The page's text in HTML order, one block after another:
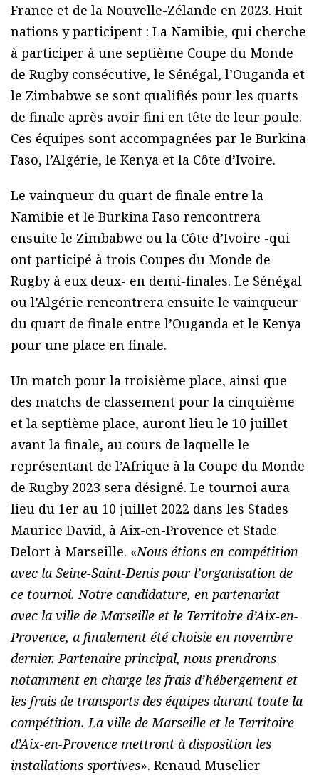
France et de la Nouvelle-Zélande en 2023. Huit
nations y participent : La Namibie, qui cherche
à participer à une septième Coupe du Monde
de Rugby consécutive, le Sénégal, l’Ouganda et
le Zimbabwe se sont qualifiés pour les quarts
de finale après avoir fini en tête de leur poule.
Ces équipes sont accompagnées par le Burkina
Faso, l’Algérie, le Kenya et la Côte d’Ivoire.
Le vainqueur du quart de finale entre la
Namibie et le Burkina Faso rencontrera
ensuite le Zimbabwe ou la Côte d’Ivoire -qui
ont participé à trois Coupes du Monde de
Rugby à eux deux- en demi-finales. Le Sénégal
ou l’Algérie rencontrera ensuite le vainqueur
du quart de finale entre l’Ouganda et le Kenya
pour une place en finale.
Un match pour la troisième place, ainsi que
des matchs de classement pour la cinquième
et la septième place, auront lieu le 10 juillet
avant la finale, au cours de laquelle le
représentant de l’Afrique à la Coupe du Monde
de Rugby 2023 sera désigné. Le tournoi aura
lieu du 1er au 10 juillet 2022 dans les Stades
Maurice David, à Aix-en-Provence et Stade
Delort à Marseille. «Nous étions en compétition
avec la Seine-Saint-Denis pour l’organisation de
ce tournoi. Notre candidature, en partenariat
avec la ville de Marseille et le Territoire d’Aix-en-
Provence, a finalement été choisie en novembre
dernier. Partenaire principal, nous prendrons
notamment en charge les frais d’hébergement et
les frais de transports des équipes durant toute la
compétition. La ville de Marseille et le Territoire
d’Aix-en-Provence mettront à disposition les
installations sportives». Renaud Muselier